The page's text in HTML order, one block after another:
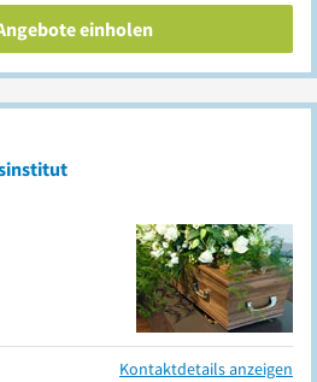
einholen
Kontaktdetails anzeigen